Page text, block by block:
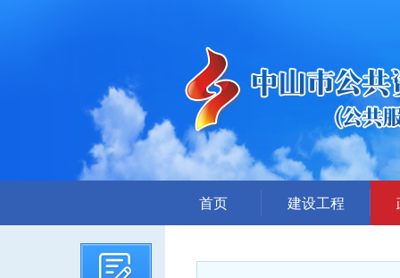
首页 建设工程
招标文件提前公示